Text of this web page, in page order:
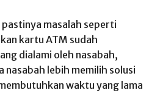
masalah seperti
kartu ATM sudah
dialami oleh nasabah,
nasabah lebih memilih solusi
waktu yang lama